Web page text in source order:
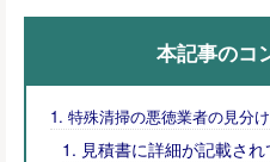
本記事のコ
特殊清掃の悪徳業者の見分
見積書に詳細が記載さ